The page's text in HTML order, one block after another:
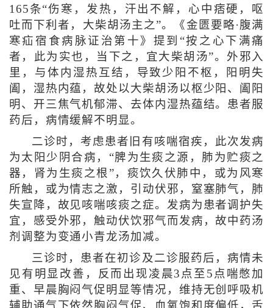
165条“伤寒，发热，汗出不解，心中痞硬，呕
吐而下利者，大柴胡汤主之”。《金匮要略·腹满
寒疝宿食病脉证治第十》提到“按之心下满痛
者，此为实也，当下之，宜大柴胡汤”。外邪入
里，与体内湿热互结，导致少阳不枢，阳明失
阖，湿热内蕴，故处以大柴胡汤以枢少阳、阖阳
明、开三焦气机郁滞、去体内湿热蕴结。患者服
药后，病情缓解不明显。
二诊时，考虑患者旧有咳喘宿疾，此次发病
为太阳少阴合病，“脾为生痰之源，肺为贮痰之
器，肾为生痰之根”，痰饮久伏肺中，或为风寒
所触，或为情志之激，引动伏邪，窒塞肺气，肺
失宣降，故见咳喘咳痰之症。发病为患者调护失
宜，感受外邪，触动伏饮邪气而发病，故中药汤
剂调整为变通小青龙汤加减。
三诊时，患者在初诊及二诊服药后，病情未
见有明显改善，反而出现凌晨3点至5点喘憋加
重、早晨胸闷气促明显等情况，维持无创呼吸机
辅助通气下依然胸闷气促、血氧饱和度偏低，舌